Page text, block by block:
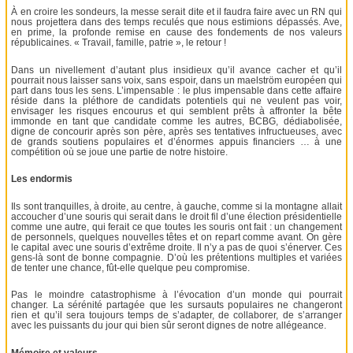
À en croire les sondeurs, la messe serait dite et il faudra faire avec un RN qui
nous projettera dans des temps reculés que nous estimions dépassés. Ave,
en prime, la profonde remise en cause des fondements de nos valeurs
républicaines. « Travail, famille, patrie », le retour !
Dans un nivellement d’autant plus insidieux qu’il avance cacher et qu’il
pourrait nous laisser sans voix, sans espoir, dans un maelström européen qui
part dans tous les sens. L’impensable : le plus impensable dans cette affaire
réside dans la pléthore de candidats potentiels qui ne veulent pas voir,
envisager les risques encourus et qui semblent prêts à affronter la bête
immonde en tant que candidate comme les autres, BCBG, dédiabolisée,
digne de concourir après son père, après ses tentatives infructueuses, avec
de grands soutiens populaires et d’énormes appuis financiers … à une
compétition où se joue une partie de notre histoire.
Les endormis
Ils sont tranquilles, à droite, au centre, à gauche, comme si la montagne allait
accoucher d’une souris qui serait dans le droit fil d’une élection présidentielle
comme une autre, qui ferait ce que toutes les souris ont fait : un changement
de personnels, quelques nouvelles têtes et on repart comme avant. On gère
le capital avec une souris d’extrême droite. Il n’y a pas de quoi s’énerver. Ces
gens-là sont de bonne compagnie. D’où les prétentions multiples et variées
de tenter une chance, fût-elle quelque peu compromise.
Pas le moindre catastrophisme à l’évocation d’un monde qui pourrait
changer. La sérénité partagée que les sursauts populaires ne changeront
rien et qu’il sera toujours temps de s’adapter, de collaborer, de s’arranger
avec les puissants du jour qui bien sûr seront dignes de notre allégeance.